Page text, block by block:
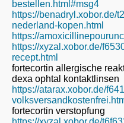
bestellen.html#msg4
https://benadryl.xobor.de/
nederland-kopen.html
https://
https://xyzal.xobor.de/
recept.html
fortecortin allergische
dexa ophtal kontaktlinsen
https://atarax.xobor.de/
fortecortin verstopfung